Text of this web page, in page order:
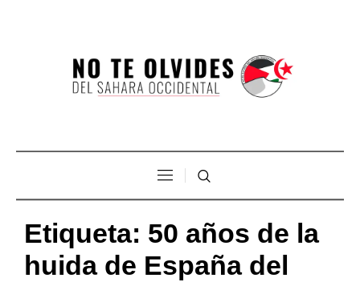
Etiqueta: 50 años de la
huida de España del